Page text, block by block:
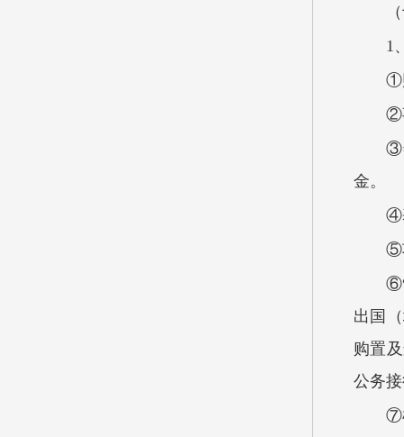
1
①
②
③
金。
④
⑤
出国
购置
公务
⑦